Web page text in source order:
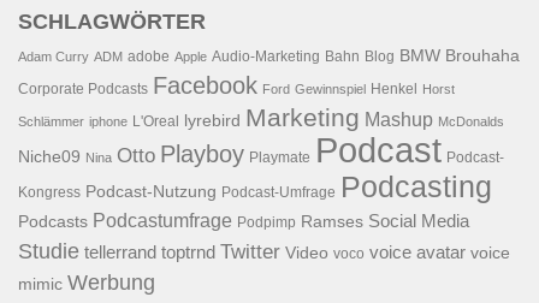
SCHLAGWÖRTER
Adam Curry ADM adobe Apple Audio-Marketing Bahn Blog BMW Brouhaha
Corporate Podcasts Facebook Ford Gewinnspiel Henkel Horst
Schlämmer iphone L'Oreal lyrebird Marketing Mashup McDonalds
Niche09 Nina Otto Playboy Playmate Podcast Podcast-
Kongress Podcast-Nutzung Podcast-Umfrage Podcasting
Podcasts Podcastumfrage Podpimp Ramses Social Media
Studie tellerrand toptrnd Twitter Video voco voice avatar voice
mimic Werbung